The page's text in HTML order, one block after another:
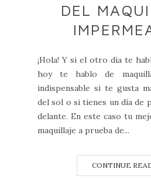
DEL
¡Hola! Y si el otro día te
hoy te hablo de
indispensable si te gusta
del sol o si tienes un día de
delante. En este caso tu
maquillaje a prueba de...
CONTINUE